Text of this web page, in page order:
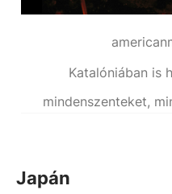
Katalóniában is
mindenszenteket,
Japán